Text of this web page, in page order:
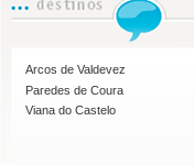
Arcos de Valdevez
Paredes de Coura
Viana do Castelo